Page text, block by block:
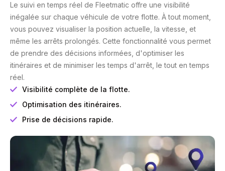
Le suivi en temps réel de Fleetmatic offre une visibilité
inégalée sur chaque véhicule de votre flotte. À tout moment,
vous pouvez visualiser la position actuelle, la vitesse, et
même les arrêts prolongés. Cette fonctionnalité vous permet
de prendre des décisions informées, d'optimiser les
itinéraires et de minimiser les temps d'arrêt, le tout en temps
réel.
Visibilité complète de la flotte.
Optimisation des itinéraires.
Prise de décisions rapide.